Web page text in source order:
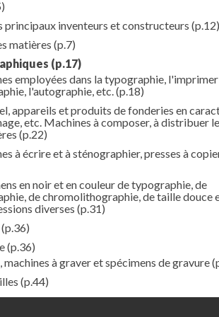
principaux inventeurs et constructeurs (p.12)
matières (p.7)
(p.17)
employées dans la typographie,
l'autographie, etc. (p.18)
appareils et produits de fonderies en
etc. Machines à composer, à distribuer
(p.22)
à écrire et à sténographier, presses à
en noir et en couleur de typographie, de
de chromolithographie, de taille douce
diverses (p.31)
(p.36)
(p.36)
machines à graver et spécimens de gravure
(p.44)